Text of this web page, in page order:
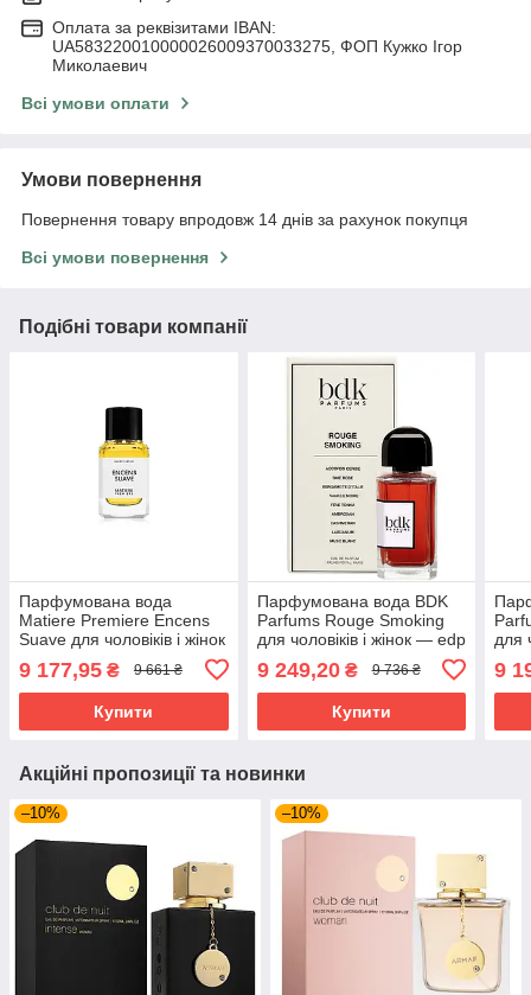
Оплата за реквізитами IBAN:
UA583220010000026009370033275, ФОП Кужко Ігор
Миколаевич
Всі умови оплати
Умови повернення
Повернення товару впродовж 14 днів за рахунок покупця
Всі умови повернення
Подібні товари компанії
Парфумована вода
Matiere Premiere Encens
Suave для чоловіків і жінок
9 177,95 ₴ 9 661 ₴
Купити
Парфумована вода BDK
Parfums Rouge Smoking
для чоловіків і жінок — edp
9 249,20₴ 9 736 ₴
Купити
для
9
Акційні пропозиції та новинки
–10% –10%